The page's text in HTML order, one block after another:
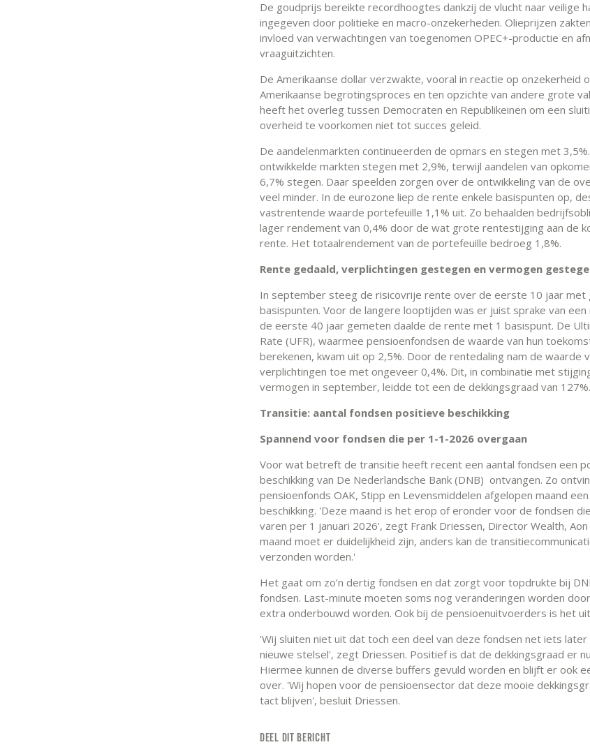
De goudprijs bereikte recordhoogtes dankzij de vlucht naar veilige
ingegeven door politieke en macro-onzekerheden. Olieprijzen
invloed van verwachtingen van toegenomen OPEC+-productie en
vraaguitzichten.
De Amerikaanse dollar verzwakte, vooral in reactie op onzekerheid
Amerikaanse begrotingsproces en ten opzichte van andere grote
heeft het overleg tussen Democraten en Republikeinen om een
overheid te voorkomen niet tot succes geleid.
De aandelenmarkten continueerden de opmars en stegen met
ontwikkelde markten stegen met 2,9%, terwijl aandelen van
6,7% stegen. Daar speelden zorgen over de ontwikkeling van de
veel minder. In de eurozone liep de rente enkele basispunten op,
vastrentende waarde portefeuille 1,1% uit. Zo behaalden
lager rendement van 0,4% door de wat grote rentestijging aan de
rente. Het totaalrendement van de portefeuille bedroeg 1,8%.
Rente gedaald, verplichtingen gestegen en vermogen
In september steeg de risicovrije rente over de eerste 10 jaar met
basispunten. Voor de langere looptijden was er juist sprake van
de eerste 40 jaar gemeten daalde de rente met 1 basispunt. De
Rate (UFR), waarmee pensioenfondsen de waarde van hun
berekenen, kwam uit op 2,5%. Door de rentedaling nam de waarde
verplichtingen toe met ongeveer 0,4%. Dit, in combinatie met
vermogen in september, leidde tot een de dekkingsgraad van 127%.
Transitie: aantal fondsen positieve beschikking
Spannend voor fondsen die per 1-1-2026 overgaan
Voor wat betreft de transitie heeft recent een aantal fondsen een
beschikking van De Nederlandsche Bank (DNB) ontvangen. Zo
pensioenfonds OAK, Stipp en Levensmiddelen afgelopen maand
beschikking. 'Deze maand is het erop of eronder voor de fondsen
varen per 1 januari 2026', zegt Frank Driessen, Director Wealth,
maand moet er duidelijkheid zijn, anders kan de
verzonden worden.'
Het gaat om zo’n dertig fondsen en dat zorgt voor topdrukte bij
fondsen. Last-minute moeten soms nog veranderingen worden
extra onderbouwd worden. Ook bij de pensioenuitvoerders is het
'Wij sluiten niet uit dat toch een deel van deze fondsen net iets
nieuwe stelsel', zegt Driessen. Positief is dat de dekkingsgraad er
Hiermee kunnen de diverse buffers gevuld worden en blijft er ook
over. 'Wij hopen voor de pensioensector dat deze mooie
tact blijven', besluit Driessen.
DEEL DIT BERICHT